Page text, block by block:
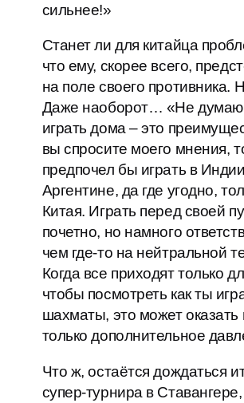
сильнее!»
Станет ли для китайца
что ему, скорее всего,
на поле своего противника.
Даже наоборот… «Не
играть дома – это
вы спросите моего мнения,
предпочел бы играть в
Аргентине, да где угодно,
Китая. Играть перед своей
почетно, но намного
чем где-то на нейтральной
Когда все приходят только
чтобы посмотреть как ты
шахматы, это может оказать
только дополнительное
Что ж, остаётся дождаться
супер-турнира в